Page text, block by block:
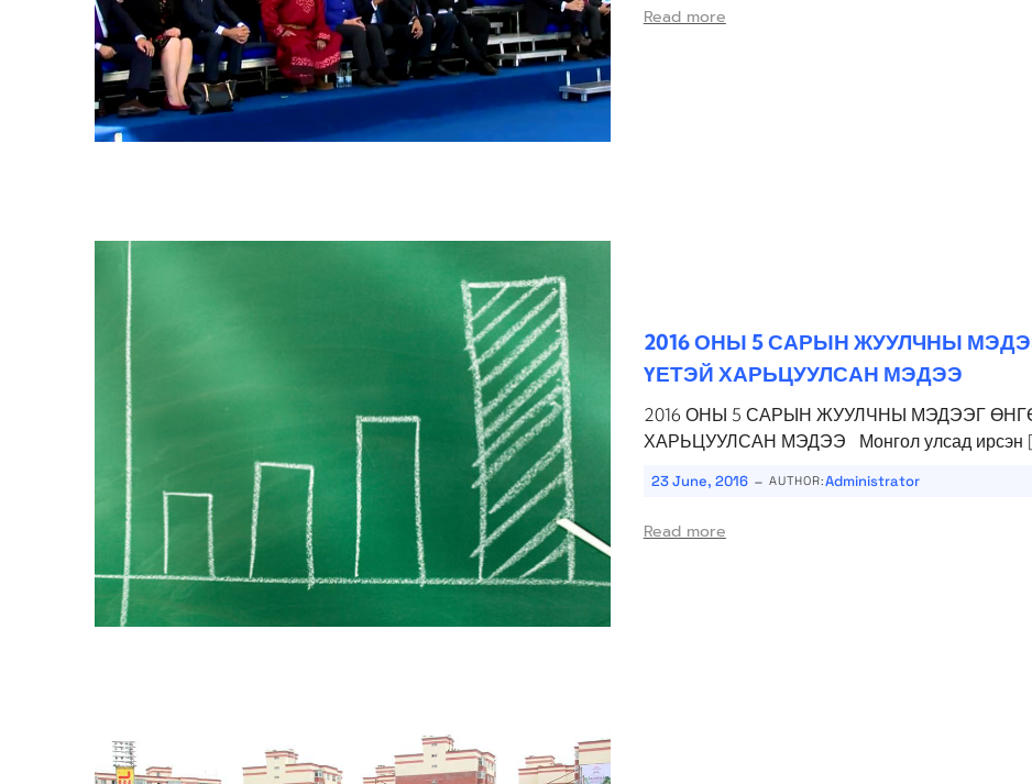
Read more
2016 ОНЫ 5 САРЫН ЖУУЛЧНЫ
ҮЕТЭЙ ХАРЬЦУУЛСАН МЭДЭЭ
2016 ОНЫ 5 САРЫН ЖУУЛЧНЫ МЭДЭЭГ
ХАРЬЦУУЛСАН МЭДЭЭ Монгол улсад ирсэн
23 June, 2016 - AUTHOR:Administrator
Read more